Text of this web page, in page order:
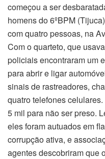
Panel
panel
panel
panel
satın al
satın al
Panel
começou a ser
homens do 6ºBPM
com quatro pessoas, na
Com o quarteto, que
policiais encontraram um
para abrir e ligar
sinais de rastreadores,
quatro telefones
5 mil para não ser preso.
eles foram autuados em
corrupção ativa, e
agentes descobriram que